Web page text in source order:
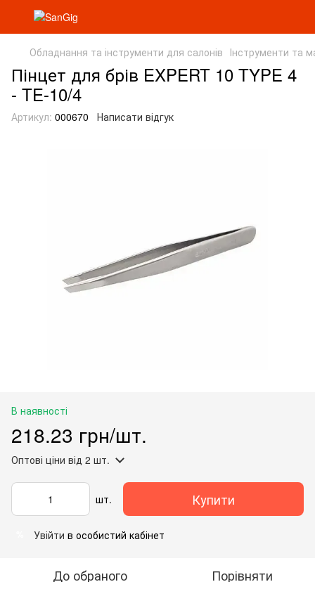
Обладнання та інструменти для салонів Інструменти та
Пінцет для брів EXPERT 10 TYPE 4
- TE-10/4
Артикул: 000670 Написати відгук
В наявності
218.23 грн/шт.
Оптові ціни від 2 шт.
шт. Купити
Увійти в особистий кабінет
До обраного Порівняти